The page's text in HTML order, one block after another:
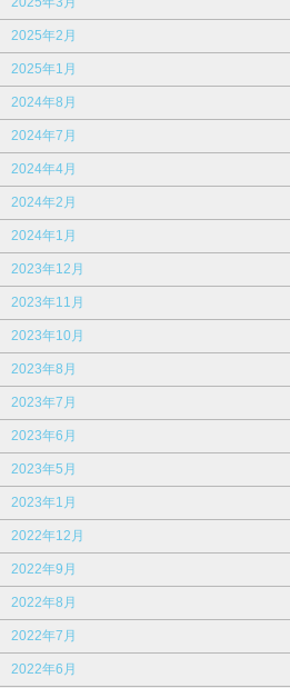
2025年2月
2025年1月
2024年8月
2024年7月
2024年4月
2024年2月
2024年1月
2023年12月
2023年11月
2023年10月
2023年8月
2023年7月
2023年6月
2023年5月
2023年1月
2022年12月
2022年9月
2022年8月
2022年7月
2022年6月